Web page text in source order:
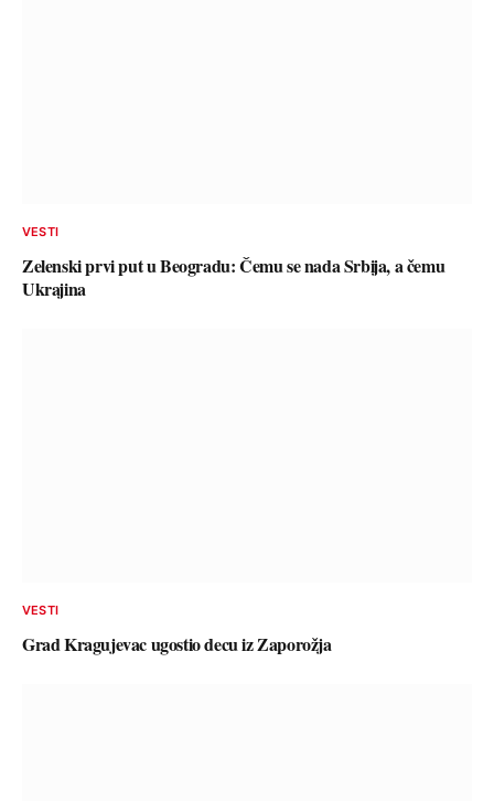
VESTI
Zelenski prvi put u Beogradu: Čemu se nada Srbija, a čemu
Ukrajina
VESTI
Grad Kragujevac ugostio decu iz Zaporožja